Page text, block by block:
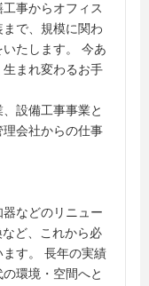
事からオフィス
で、規模に関わ
たします。 今あ
まれ変わるお手
設備工事事業と
会社からの仕事
などのリニュー
ど、これから必
す。 長年の実績
環境・空間へと